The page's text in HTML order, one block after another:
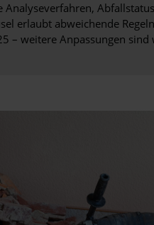
Analyseverfahren,
erlaubt abweichende
– weitere Anpassungen sind